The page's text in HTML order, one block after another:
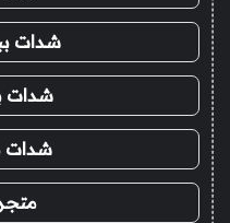
شدات
شدات
شدات